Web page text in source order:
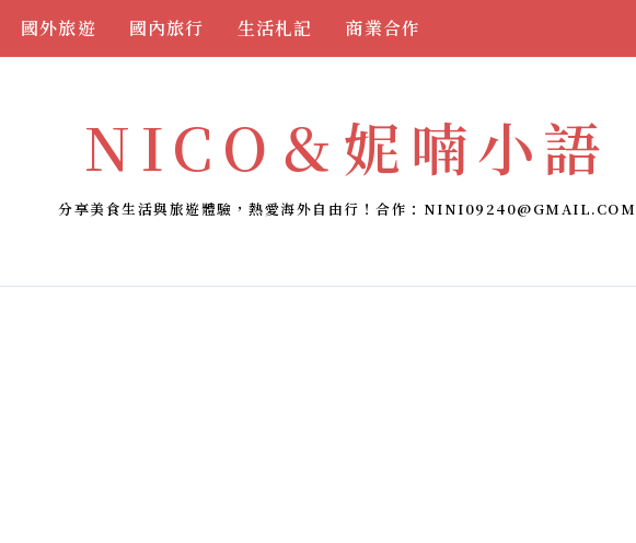
國外旅遊 國內旅行 生活札記 商業合作
NICO＆妮喃小語
分享美食生活與旅遊體驗，熱愛海外自由行！合作： NINI09240@GMAIL.COM